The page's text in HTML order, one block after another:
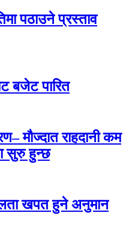
पठाउने प्रस्ताव
बजेट पारित
मौज्दात राहदानी कम
सुरु हुन्छ
खपत हुने अनुमान